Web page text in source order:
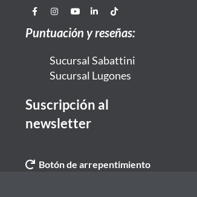
Puntuación y reseñas:
Sucursal Sabattini
Sucursal Lugones
Suscripción al
newsletter
Botón de arrepentimiento